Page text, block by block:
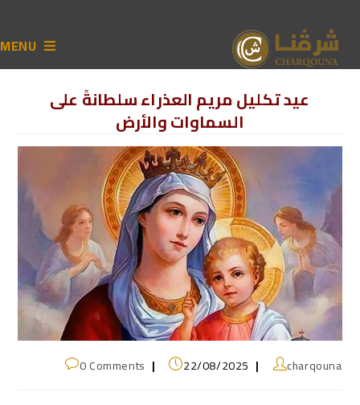
MENU
عيد تكليل مريم العذراء سلطانةً على
السماوات والأرض
charqouna
22/08/2025
0 Comments